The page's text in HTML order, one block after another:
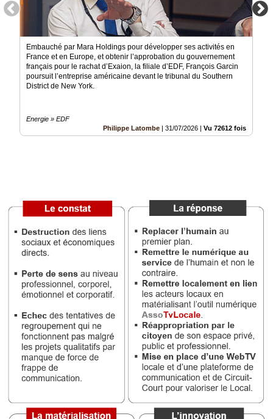
Vidéos
groupe
Prémium
Embauché par Mara Holdings pour développer ses activités en
France et en Europe, et obtenir l’approbation du gouvernement
français pour le rachat d’Exaion, la filiale d’EDF, François Garcin
poursuit l’entreprise américaine devant le tribunal du Southern
District de New York.
Energie » EDF
Philippe Latombe
31/07/2026 Vu 72612 fois